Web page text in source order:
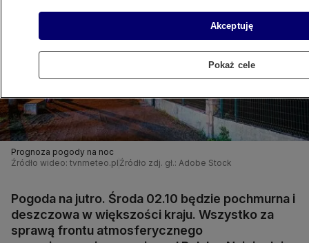
Prognoza pogody na noc
Źródło wideo: tvnmeteo.pl Źródło zdj. gł.: Adobe Stock
Pogoda na jutro. Środa 02.10 będzie pochmurna i
deszczowa w większości kraju. Wszystko za
sprawą frontu atmosferycznego
Akceptuję
Pokaż cele